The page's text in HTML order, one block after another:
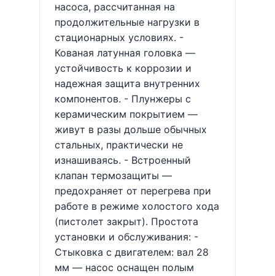
насоса, рассчитанная на
продолжительные нагрузки в
стационарных условиях. -
Кованая латунная головка —
устойчивость к коррозии и
надежная защита внутренних
компонентов. - Плунжеры с
керамическим покрытием —
живут в разы дольше обычных
стальных, практически не
изнашиваясь. - Встроенный
клапан термозащиты —
предохраняет от перегрева при
работе в режиме холостого хода
(пистолет закрыт). Простота
установки и обслуживания: -
Стыковка с двигателем: вал 28
мм — насос оснащен полым